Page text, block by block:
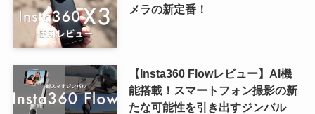
メラの新定番！
【Insta360 Flowレビュー】AI機
能搭載！スマートフォン撮影の新
たな可能性を引き出すジンバル